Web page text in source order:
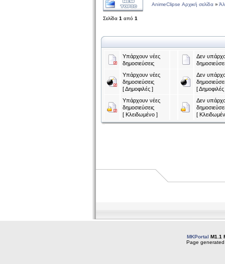
AnimeClipse Αρχική σελίδα »
Σελίδα 1 από 1
Υπάρχουν νέες
δημοσιεύσεις
Δεν
Υπάρχουν νέες
δημοσιεύσεις
[ Δημοφιλές ]
Δεν
[ Δημοφιλές
Υπάρχουν νέες
δημοσιεύσεις
[ Κλειδωμένο ]
Δεν
[
MKPortal M1.1
Page